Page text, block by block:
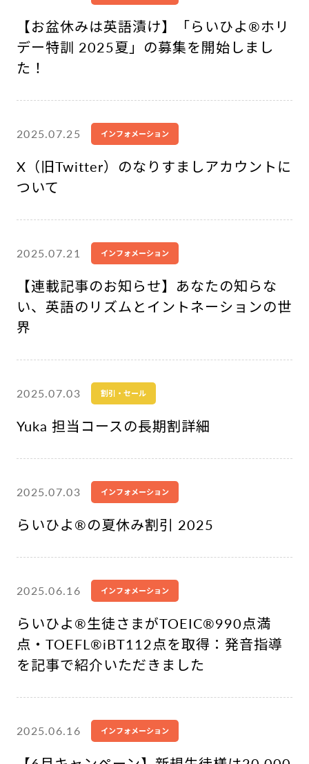
【お盆休みは英語漬け】「らいひよ®︎ホリ
デー特訓 2025夏」の募集を開始しまし
た！
2025.07.25 インフォメーション
X（旧Twitter）のなりすましアカウントに
ついて
2025.07.21 インフォメーション
【連載記事のお知らせ】あなたの知らな
い、英語のリズムとイントネーションの世
界
2025.07.03 割引・セール
Yuka 担当コースの長期割詳細
2025.07.03 インフォメーション
らいひよ®︎の夏休み割引 2025
2025.06.16 インフォメーション
らいひよ®︎生徒さまがTOEIC®︎990点満
点・TOEFL®︎iBT112点を取得：発音指導
を記事で紹介いただきました
2025.06.16 インフォメーション